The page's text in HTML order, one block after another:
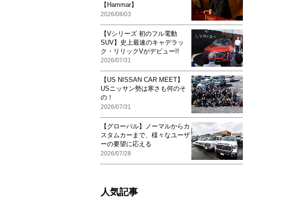
【Hammar】
2026/08/03
【Vシリーズ 初のフル電動
SUV】史上最速のキャデラッ
ク・リリックVがデビュー!!
2026/07/31
【US NISSAN CAR MEET】
USニッサン勢は寒さも何のそ
の！
2026/07/31
【グローバル】ノーマルからカ
スタムカーまで、様々なユーザ
ーの要望に応える
2026/07/28
人気記事